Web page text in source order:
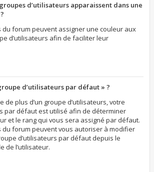
d’utilisateurs apparaissent dans une
forum peuvent assigner une couleur aux
d’utilisateurs afin de faciliter leur
d’utilisateurs par défaut » ?
de plus d’un groupe d’utilisateurs, votre
par défaut est utilisé afin de déterminer
et le rang qui vous sera assigné par défaut.
du forum peuvent vous autoriser à modifier
d’utilisateurs par défaut depuis le
de l’utilisateur.